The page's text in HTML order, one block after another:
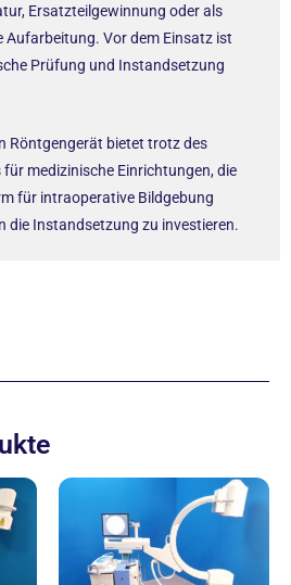
Ersatzteilgewinnung oder als
Aufarbeitung. Vor dem Einsatz ist
Prüfung und Instandsetzung
Röntgengerät bietet trotz des
für medizinische Einrichtungen, die
für intraoperative Bildgebung
die Instandsetzung zu investieren.